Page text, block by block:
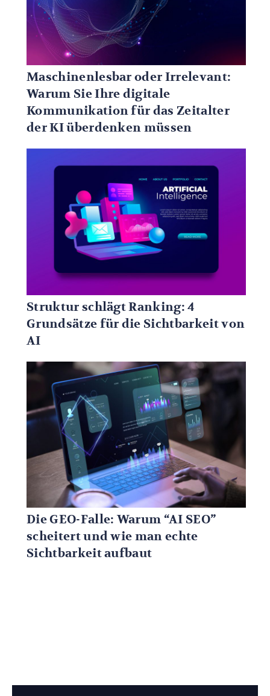
Maschinenlesbar oder Irrelevant:
Warum Sie Ihre digitale
Kommunikation für das Zeitalter
der KI überdenken müssen
Struktur schlägt Ranking: 4
Grundsätze für die Sichtbarkeit von
AI
Die GEO-Falle: Warum “AI SEO”
scheitert und wie man echte
Sichtbarkeit aufbaut